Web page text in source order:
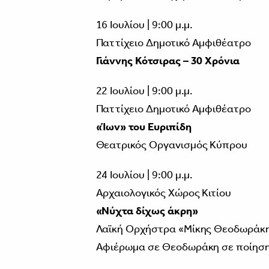
16 Ιουλίου | 9:00 μ.μ.
Παττίχειο Δημοτικό Αμφιθέατρο
Γιάννης Κότσιρας – 30 Χρόνια
22 Ιουλίου | 9:00 μ.μ.
Παττίχειο Δημοτικό Αμφιθέατρο
«Ίων» του Ευριπίδη
Θεατρικός Οργανισμός Κύπρου
24 Ιουλίου | 9:00 μ.μ.
Αρχαιολογικός Χώρος Κιτίου
«Νύχτα δίχως άκρη»
Λαϊκή Ορχήστρα «Μίκης
Αφιέρωμα σε Θεοδωράκη σε